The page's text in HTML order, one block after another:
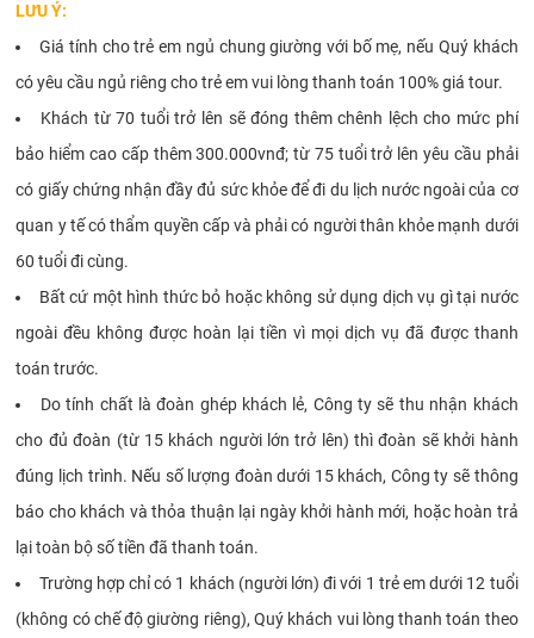
LƯU Ý:
Giá tính cho trẻ em ngủ chung giường với bố mẹ, nếu Quý khách
có yêu cầu ngủ riêng cho trẻ em vui lòng thanh toán 100% giá tour.
Khách từ 70 tuổi trở lên sẽ đóng thêm chênh lệch cho mức phí
bảo hiểm cao cấp thêm 300.000vnđ; từ 75 tuổi trở lên yêu cầu phải
có giấy chứng nhận đầy đủ sức khỏe để đi du lịch nước ngoài của cơ
quan y tế có thẩm quyền cấp và phải có người thân khỏe mạnh dưới
60 tuổi đi cùng.
Bất cứ một hình thức bỏ hoặc không sử dụng dịch vụ gì tại nước
ngoài đều không được hoàn lại tiền vì mọi dịch vụ đã được thanh
toán trước.
Do tính chất là đoàn ghép khách lẻ, Công ty sẽ thu nhận khách
cho đủ đoàn (từ 15 khách người lớn trở lên) thì đoàn sẽ khởi hành
đúng lịch trình. Nếu số lượng đoàn dưới 15 khách, Công ty sẽ thông
báo cho khách và thỏa thuận lại ngày khởi hành mới, hoặc hoàn trả
lại toàn bộ số tiền đã thanh toán.
Trường hợp chỉ có 1 khách (người lớn) đi với 1 trẻ em dưới 12 tuổi
(không có chế độ giường riêng), Quý khách vui lòng thanh toán theo